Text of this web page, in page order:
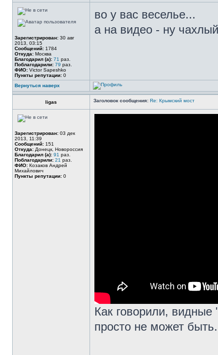
Зарегистрирован: 30 авг
2013, 03:15
Сообщений: 1784
Откуда: Москва
Благодарил (а): 71 раз.
Поблагодарили: 79 раз.
ФИО: Victor Sapeshko
Пункты репутации: 0
во у вас веселье...
а на видео - ну
Вернуться наверх
ligas Заголовок сообщения: Re: Крымский мост
Зарегистрирован: 03 дек
2013, 11:39
Сообщений: 151
Откуда: Донецк, Новороссия
Благодарил (а): 91 раз.
Поблагодарили: 21 раз.
ФИО: Козаков Андрей
Михайлович
Пункты репутации: 0
Как говорили, видные
просто не может быть.